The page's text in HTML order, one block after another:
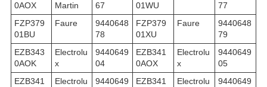
0AOX
Martin
67
01WU
77
FZP379
01BU
Faure
9440648
78
FZP379
01XU
Faure
9440648
79
EZB343
0AOK
Electrolu
x
9440649
04
EZB341
0AOX
Electrolu
x
9440649
05
EZB341
Electrolu
9440649
EZB341
Electrolu
9440649